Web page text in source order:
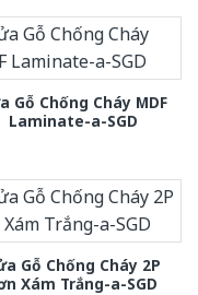
Gỗ Chống Cháy MDF
Laminate-a-SGD
Gỗ Chống Cháy 2P
Xám Trắng-a-SGD